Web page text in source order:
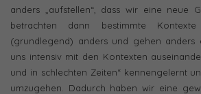
anders „aufstellen“, dass wir eine neue
betrachten dann bestimmte
(grundlegend) anders und gehen anders
uns intensiv mit den Kontexten
und in schlechten Zeiten“ kennengelernt
umzugehen. Dadurch haben wir eine